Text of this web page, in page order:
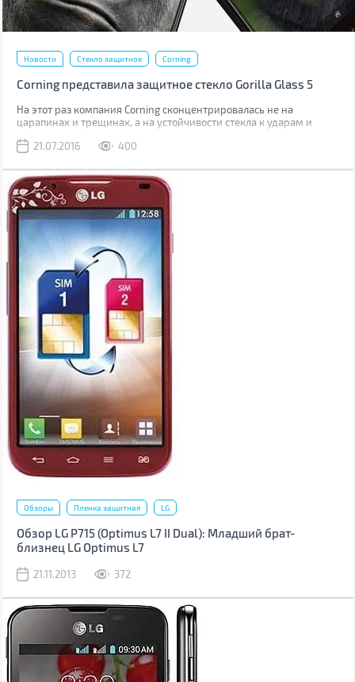
Новости Стекло защитное Corning
Corning представила защитное стекло Gorilla Glass 5
На этот раз компания Corning сконцентрировалась не на
царапинах и трещинах, а на устойчивости стекла к ударам и
21.07.2016
400
Обзоры Пленка защитная LG
Обзор LG P715 (Optimus L7 II Dual): Младший брат-
близнец LG Optimus L7
21.11.2013 372